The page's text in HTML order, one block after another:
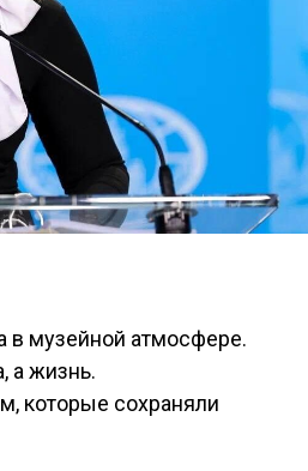
в музейной атмосфере.
а жизнь.
которые сохраняли